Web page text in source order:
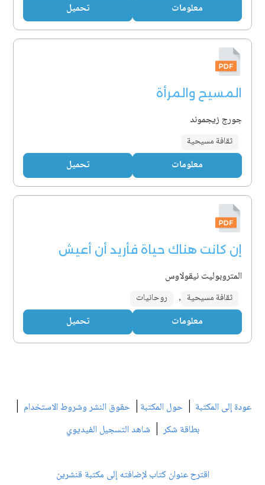
معلومات تحميل
المسيح والمرأة
جورج زيجموند
ثقافة مسيحية
معلومات تحميل
إن كانت هناك حياة فأريد أن أعيش
المتروبوليت نيقولاوس
ثقافة مسيحية , روحانيات
معلومات تحميل
عودة إلى المكتبة | حول المكتبة | حقوق النشر وشروط الاستخدام |
بطاقة شكر| شاهد التسجيل الفيديوي
اقترح عنوان كتاب لإضافته إلى مكتبة قنشرين